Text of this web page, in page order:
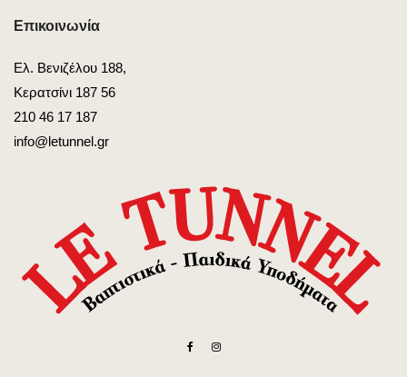
Επικοινωνία
Ελ. Βενιζέλου 188,
Κερατσίνι 187 56
210 46 17 187
info@letunnel.gr